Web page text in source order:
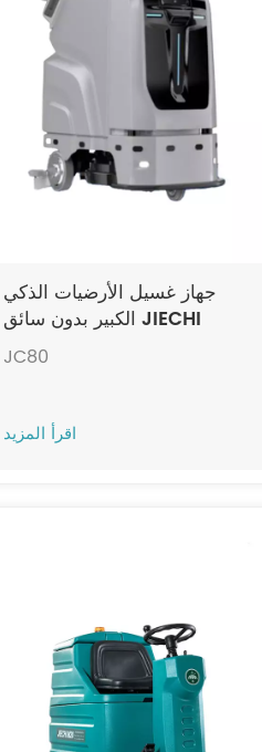
جهاز غسيل الأرضيات الذكي
الكبير بدون سائق JIECHI
JC80
JC80
اقرأ المزيد